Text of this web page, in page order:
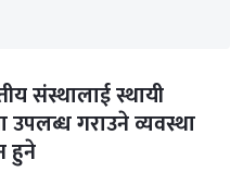
संस्थालाई स्थायी
उपलब्ध गराउने व्यवस्था
हुने